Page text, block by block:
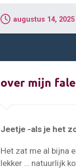
augustus 14, 2025
over mijn
Jeetje -als je het
Het zat me al bijna
lekker … natuurlijk